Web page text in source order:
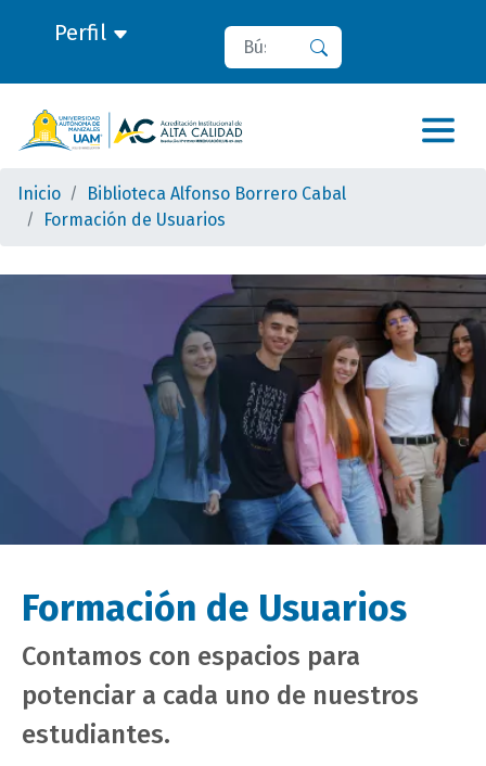
Perfil Buscar
Inicio
Biblioteca Alfonso Borrero Cabal
Formación de Usuarios
Formación de Usuarios
Contamos con espacios para
potenciar a cada uno de nuestros
estudiantes.